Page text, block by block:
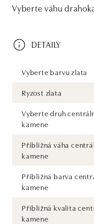
zásnubní prsten nebo
Vyberte váhu
DETAILY
Vyberte barvu zlata
Ryzost zlata
Vyberte druh
kamene
Přibližná váha
kamene
Přibližná barva
kamene
Přibližná kvalita
kamene